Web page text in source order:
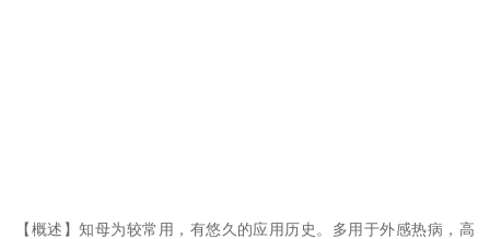
【概述】知母为较常用，有悠久的应用历史。多用于外感热病，高